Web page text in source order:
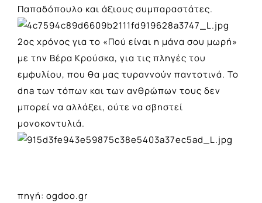
Παπαδόπουλο και άξιους συμπαραστάτες.
2ος χρόνος για το «Πού είναι η μάνα σου μωρή»
με την Βέρα Κρούσκα, για τις πληγές του
εμφυλίου, που θα μας τυραννούν παντοτινά. Το
dna των τόπων και των ανθρώπων τους δεν
μπορεί να αλλάξει, ούτε να σβηστεί
μονοκοντυλιά.
πηγή: ogdoo.gr